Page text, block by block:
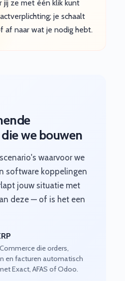
jij ze met één klik kunt
je schaalt
af naar wat je nodig hebt.
we bouwen
waarvoor we
software koppelingen
jouw situatie met
deze — of is het een
die orders,
en facturen automatisch
Exact, AFAS of Odoo.